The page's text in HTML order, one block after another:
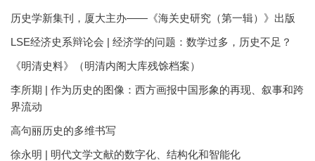
历史学新集刊，厦大主办——《海关史研究（第一辑）》出版
LSE经济史系辩论会 | 经济学的问题：数学过多，历史不足？
《明清史料》（明清内阁大库残馀档案）
李所期 | 作为历史的图像：西方画报中国形象的再现、叙事和跨
界流动
高句丽历史的多维书写
徐永明 | 明代文学文献的数字化、结构化和智能化